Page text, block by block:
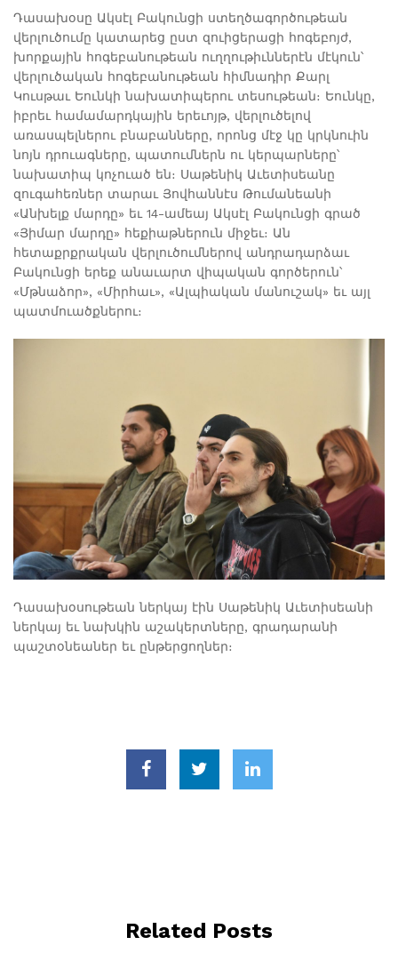
Դասախօսը Ակսէլ Բակունցի ստեղծագործութեան
վերլուծումը կատարեց ըստ զուիցերացի հոգեբոյժ,
խորքային հոգեբանութեան ուղղութիւններէն մէկուն՝
վերլուծական հոգեբանութեան հիմնադիր Քարլ
Կուսթաւ Եունկի նախատիպերու տեսութեան։ Եունկը,
իբրեւ համամարդկային երեւոյթ, վերլուծելով
առասպելներու բնաբանները, որոնց մէջ կը կրկնուին
նոյն դրուագները, պատումներն ու կերպարները՝
նախատիպ կոչուած են։ Սաթենիկ Աւետիսեանը
զուգահեռներ տարաւ Յովհաննէս Թումանեանի
«Անխելք մարդը» եւ 14-ամեայ Ակսէլ Բակունցի գրած
«Յիմար մարդը» հեքիաթներուն միջեւ։ Ան
հետաքրքրական վերլուծումներով անդրադարձաւ
Բակունցի երեք անաւարտ վիպական գործերուն՝
«Մթնաձոր», «Միրհաւ», «Ալպիական մանուշակ» եւ այլ
պատմուածքներու։
Դասախօսութեան ներկայ էին Սաթենիկ Աւետիսեանի
ներկայ եւ նախկին աշակերտները, գրադարանի
պաշտօնեաներ եւ ընթերցողներ։
Related Posts